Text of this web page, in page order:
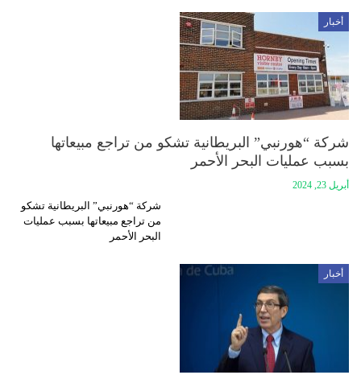
أخبار
شركة “هورنبي” البريطانية تشكو من تراجع مبيعاتها
بسبب عمليات البحر الأحمر
أبريل 23, 2024
شركة “هورنبي” البريطانية تشكو
من تراجع مبيعاتها بسبب عمليات
البحر الأحمر
أخبار